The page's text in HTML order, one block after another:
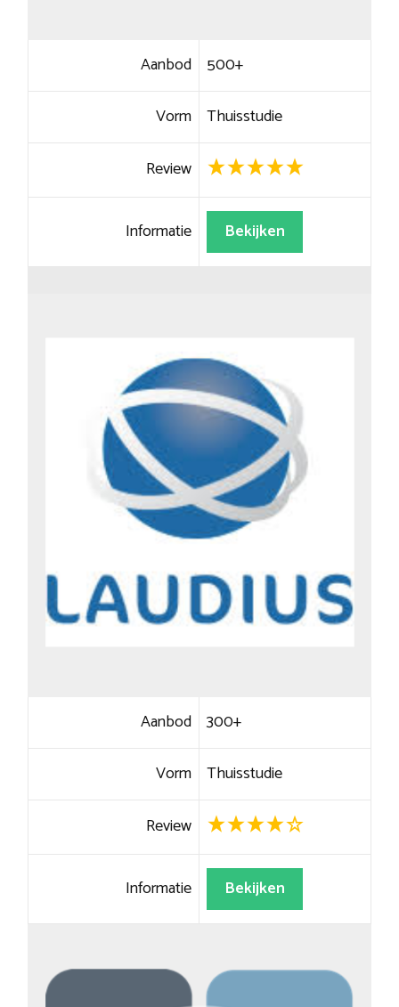
Aanbod 500+
Vorm Thuisstudie
Review
Informatie Bekijken
Aanbod 300+
Vorm Thuisstudie
Review
Informatie Bekijken